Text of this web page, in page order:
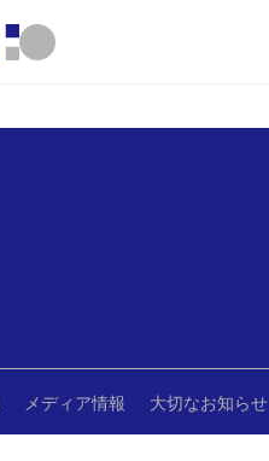
メディア情報 大切なお知らせ